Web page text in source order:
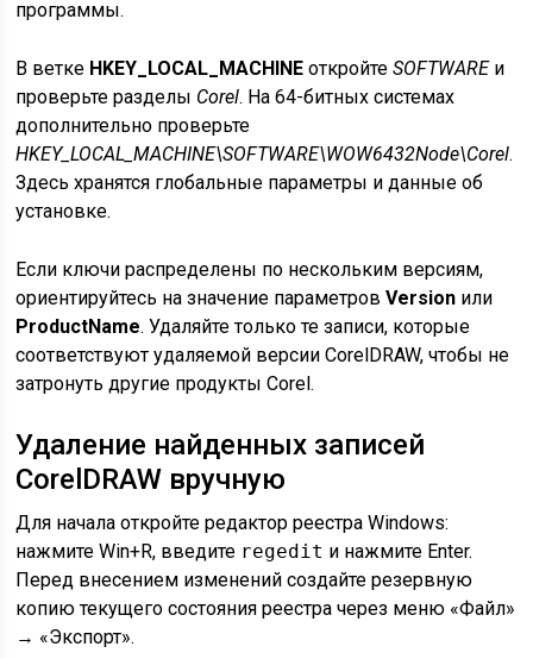
программы.
В ветке HKEY_LOCAL_MACHINE откройтеSOFTWAREи
проверьте разделы Corel. На 64-битных системах
дополнительно проверьте
HKEY_LOCAL_MACHINE\SOFTWARE\WOW6432Node\Corel.
Здесь хранятся глобальные параметры и данные об
установке.
Если ключи распределены по нескольким версиям,
ориентируйтесь на значение параметровVersion или
ProductName. Удаляйте только те записи, которые
соответствуют удаляемой версии CorelDRAW, чтобы не
затронуть другие продукты Corel.
Удаление найденных записей
CorelDRAW вручную
Для начала откройте редактор реестра Windows:
нажмите Win+R, введите regedit и нажмите Enter.
Перед внесением изменений создайте резервную
копию текущего состояния реестра через меню «Файл»
→ «Экспорт».